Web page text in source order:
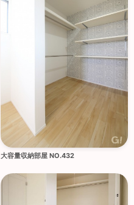
大容量収納部屋 NO.432